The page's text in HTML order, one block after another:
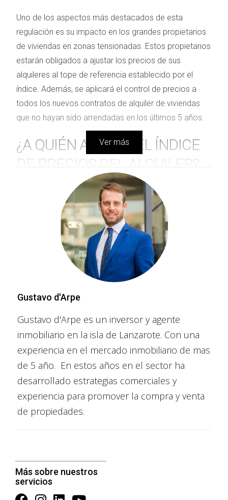
Uno de los aspectos más destacados de esta
regulación es su impacto en los grandes propietarios
de viviendas en zonas tensionadas. Estos propietarios
estarán obligados a ajustar los precios de sus
alquileres al tope de referencia establecido por el
índice. Además, se aplicará el control de precios a
todos los nuevos contratos de alquiler de viviendas
que no hayan sido arrendadas en los últimos 5 años.
¿A QUIÉN AFECTA EL ÍNDICE
DE PRECIOS DEL ALQUILER?
Sin embargo, los pequeños propietarios no se verán
directamente afectados por el índice de precios,
aunque sí estarán sujetos a ciertas restricciones.
Aquellos con propiedades en áreas tensionadas
deberán fijar el alquiler en base al precio del último
contrato vigente. Esto implica que no estarán
obligados a reducir el precio de sus alquileres, pero sí
estarán limitados en cuanto a las subidas, que no
podrán superar el 3% anualmente, según el límite
actualmente establecido.
Es importante tener en cuenta que el impacto del
control de precios en áreas tensionadas puede variar
vivienda. El nuevo índice establece dos rangos de
precios: uno superior para viviendas con mejores
características cualitativas y otro inferior para
misma ubicación podrían tener precios de referencia
diferentes, dependiendo de factores como el estado
de la vivienda, la calificación energética y la
Ver más
Gustavo d'Arpe
Gustavo d'Arpe es un inversor y agente
inmobiliario en la isla de Lanzarote. Con una
experiencia en el mercado inmobiliario de mas
de 5 año. En estos años en el sector ha
desarrollado estrategias comerciales y
experiencia para promover la compra y venta
de propiedades.
Más sobre nuestros
servicios